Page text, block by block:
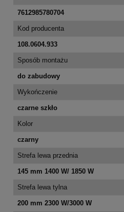
7612985780704
Kod producenta
108.0604.933
Sposób montażu
do zabudowy
Wykończenie
czarne szkło
Kolor
czarny
Strefa lewa przednia
145 mm 1400 W/ 1850 W
Strefa lewa tylna
200 mm 2300 W/3000 W